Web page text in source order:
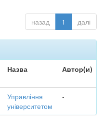
назад 1 далі
Назва Автор(и)
Управління
університетом
-